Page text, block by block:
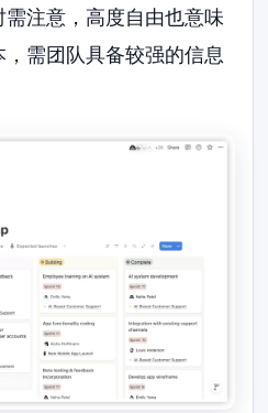
注意，高度自由也意味
需团队具备较强的信息